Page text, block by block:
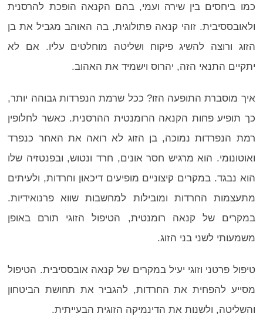
כמו ביחסים בין שירה ועמי, בהם הקנאה הופכת להרסנית
ולאובססיבית. זוהי קנאה פתולוגית, בה האוהב מגביל את בן
הזוג ורוצה להשיג פיקוח ושליטה מוחלטים עליו. אם לא
יתקיים התנאי הזה, יהרוס וישמיד את האהוב.
איך מוסברת התופעה הזו? ככל שרמת הנפרדות גבוהה יותר,
כך תופיע פחות הקנאה הרומנטית ההרסנית. כאשר לחלופין
רמת הנפרדות נמוכה, בן הזוג לא רואה את האחר כנפרד
ואוטונומי. הוא מרגיש חסר אונים, חרד ונטוש, ובפנטזיה שלו
הוא נבגד. במקרים קיצוניים מופיעים דיכאון וחרדות, ולעיתים
מתעצמות החרדות ומובילות למחשבות שווא פרנואידיות.
במקרים של קנאה רומנטית, הטיפול הזוגי תורם באופן
משמעותי לשני בני הזוג.
טיפול פרטני וזוגי יעיל במקרים של קנאה אובססיבית. הטיפול
מסייע להפחית את החרדות, להגביר את תחושת הביטחון
והשליטה, ולשנות את הדינמיקה הזוגית הבעייתית.